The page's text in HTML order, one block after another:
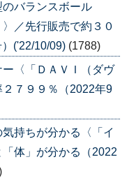
バランスボール
／先行販売で約３０
('22/10/09) (1788)
〈「ＤＡＶＩ（ダヴ
７９９％（2022年9
持ちが分かる〈「イ
体」が分かる（2022